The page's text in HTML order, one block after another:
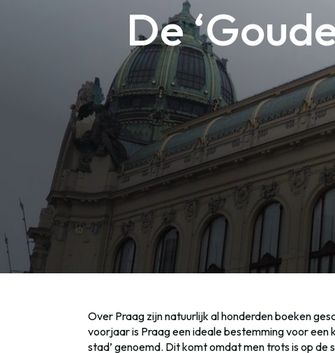
De
Over Praag zijn natuurlijk al honderden boeken
voorjaar is Praag een ideale bestemming voor
stad’ genoemd. Dit komt omdat men trots is op de